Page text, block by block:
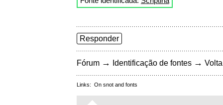
Responder
Fórum → Identificação de fontes →
Links: On snot and fonts